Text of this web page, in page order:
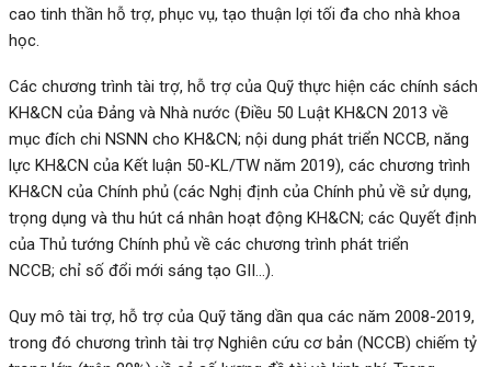
cao tinh thần hỗ trợ, phục vụ, tạo thuận lợi tối đa cho nhà khoa
học.
Các chương trình tài trợ, hỗ trợ của Quỹthực hiện các chính sách
KH&CN của Đảng và Nhà nước (Điều 50 Luật KH&CN 2013 về
mục đích chi NSNN cho KH&CN; nội dung phát triển NCCB, năng
lực KH&CN của Kết luận 50-KL/TW năm 2019), các chương trình
KH&CN của Chính phủ (các Nghị định của Chính phủ về sử dụng,
trọng dụng và thu hút cá nhân hoạt động KH&CN; các Quyết định
của Thủ tướng Chính phủ về các chương trình phát triển
NCCB; chỉ số đổi mới sáng tạo GII…).
Quy mô tài trợ, hỗ trợ của Quỹ tăng dần qua các năm 2008-2019,
trong đó chương trình tài trợ Nghiên cứu cơ bản (NCCB) chiếm tỷ